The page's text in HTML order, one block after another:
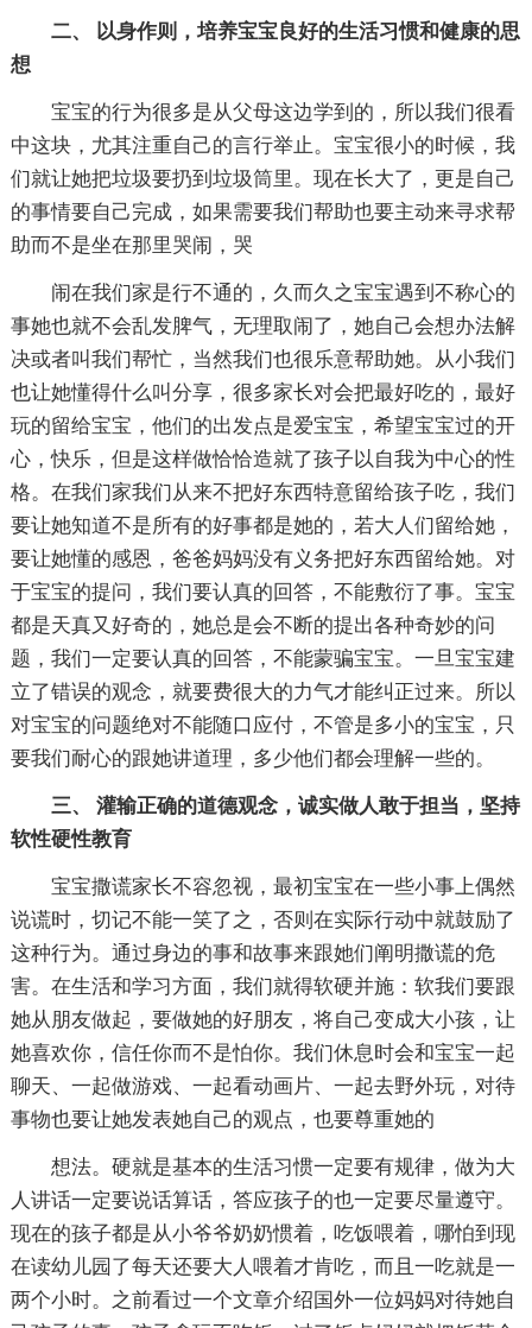
二、 以身作则，培养宝宝良好的生活习惯和健康的思
想
宝宝的行为很多是从父母这边学到的，所以我们很看
中这块，尤其注重自己的言行举止。宝宝很小的时候，我
们就让她把垃圾要扔到垃圾筒里。现在长大了，更是自己
的事情要自己完成，如果需要我们帮助也要主动来寻求帮
助而不是坐在那里哭闹，哭
闹在我们家是行不通的，久而久之宝宝遇到不称心的
事她也就不会乱发脾气，无理取闹了，她自己会想办法解
决或者叫我们帮忙，当然我们也很乐意帮助她。从小我们
也让她懂得什么叫分享，很多家长对会把最好吃的，最好
玩的留给宝宝，他们的出发点是爱宝宝，希望宝宝过的开
心，快乐，但是这样做恰恰造就了孩子以自我为中心的性
格。在我们家我们从来不把好东西特意留给孩子吃，我们
要让她知道不是所有的好事都是她的，若大人们留给她，
要让她懂的感恩，爸爸妈妈没有义务把好东西留给她。对
于宝宝的提问，我们要认真的回答，不能敷衍了事。宝宝
都是天真又好奇的，她总是会不断的提出各种奇妙的问
题，我们一定要认真的回答，不能蒙骗宝宝。一旦宝宝建
立了错误的观念，就要费很大的力气才能纠正过来。所以
对宝宝的问题绝对不能随口应付，不管是多小的宝宝，只
要我们耐心的跟她讲道理，多少他们都会理解一些的。
三、 灌输正确的道德观念，诚实做人敢于担当，坚持
软性硬性教育
宝宝撒谎家长不容忽视，最初宝宝在一些小事上偶然
说谎时，切记不能一笑了之，否则在实际行动中就鼓励了
这种行为。通过身边的事和故事来跟她们阐明撒谎的危
害。在生活和学习方面，我们就得软硬并施：软我们要跟
她从朋友做起，要做她的好朋友，将自己变成大小孩，让
她喜欢你，信任你而不是怕你。我们休息时会和宝宝一起
聊天、一起做游戏、一起看动画片、一起去野外玩，对待
事物也要让她发表她自己的观点，也要尊重她的
想法。硬就是基本的生活习惯一定要有规律，做为大
人讲话一定要说话算话，答应孩子的也一定要尽量遵守。
现在的孩子都是从小爷爷奶奶惯着，吃饭喂着，哪怕到现
在读幼儿园了每天还要大人喂着才肯吃，而且一吃就是一
两个小时。之前看过一个文章介绍国外一位妈妈对待她自